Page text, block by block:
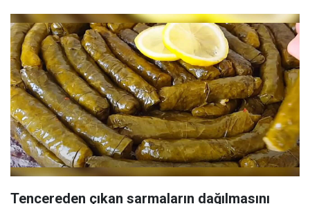
Tencereden çıkan sarmaların dağılmasını